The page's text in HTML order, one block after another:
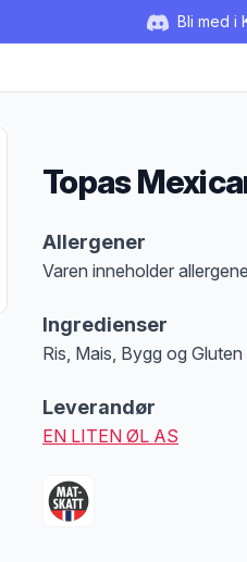
Bli med i
Topas
Allergener
Varen inneholder
Ingredienser
Ris, Mais, Bygg og Gluten
Leverandør
EN LITEN ØL AS